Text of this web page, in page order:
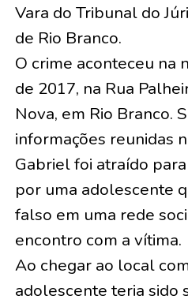
Vara do Tribunal do
de Rio Branco.
O crime aconteceu na
de 2017, na Rua
Nova, em Rio Branco.
informações reunidas
Gabriel foi atraído
por uma adolescente
falso em uma rede
encontro com a vítima.
Ao chegar ao local
adolescente teria sido